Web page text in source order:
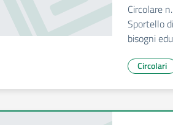
Circolare
Sportello
bisogni
Circolari